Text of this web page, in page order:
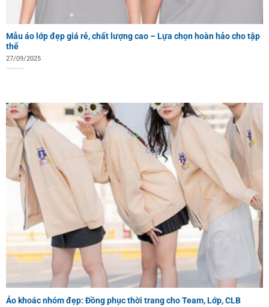
Mẫu áo lớp đẹp giá rẻ, chất lượng cao – Lựa chọn hoàn hảo cho tập
thể
27/09/2025
Áo khoác nhóm đẹp: Đồng phục thời trang cho Team, Lớp, CLB